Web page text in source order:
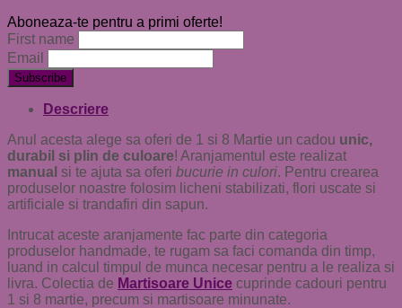
Aboneaza-te pentru a primi oferte!
First name
Email
Descriere
Anul acesta alege sa oferi de 1 si 8 Martie un cadou unic,
durabil si plin de culoare! Aranjamentul este realizat
manual si te ajuta sa oferi bucurie in culori. Pentru crearea
produselor noastre folosim licheni stabilizati, flori uscate si
artificiale si trandafiri din sapun.
Intrucat aceste aranjamente fac parte din categoria
produselor handmade, te rugam sa faci comanda din timp,
luand in calcul timpul de munca necesar pentru a le realiza si
livra. Colectia de Martisoare Unice cuprinde cadouri pentru
1 si 8 martie, precum si martisoare minunate.